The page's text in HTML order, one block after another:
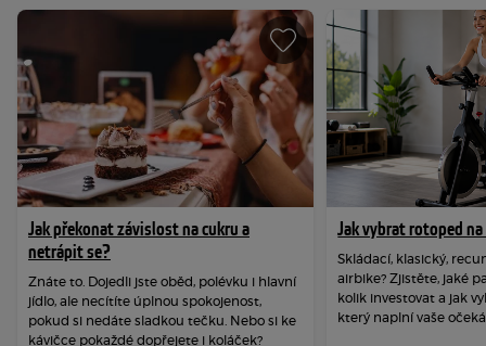
Jak překonat závislost na cukru a
netrápit se?
Znáte to. Dojedli jste oběd, polévku i hlavní
jídlo, ale necítíte úplnou spokojenost,
pokud si nedáte sladkou tečku. Nebo si ke
kávičce pokaždé dopřejete i koláček?
Jak vybrat rotoped
Skládací, klasický,
airbike? Zjistěte, jaké
kolik investovat a jak
který naplní vaše